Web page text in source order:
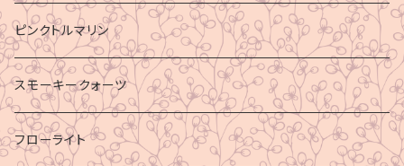
ピンクトルマリン
スモーキークォーツ
フローライト